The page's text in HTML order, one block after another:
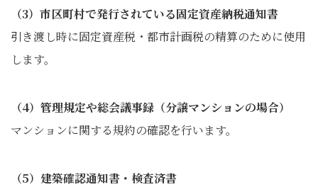
（3）市区町村で発行されている固定資産納税通知書
引き渡し時に固定資産税・都市計画税の精算のために使用
します。
（4）管理規定や総会議事録（分譲マンションの場合）
マンションに関する規約の確認を行います。
（5）建築確認通知書・検査済書